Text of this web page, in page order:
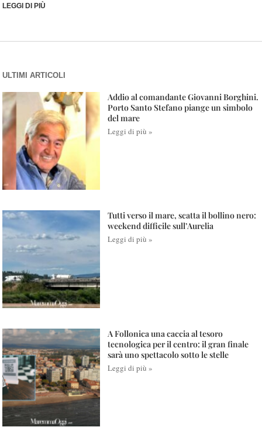
LEGGI DI PIÙ
ULTIMI ARTICOLI
Addio al comandante Giovanni Borghini.
Porto Santo Stefano piange un simbolo
del mare
Leggi di più »
Tutti verso il mare, scatta il bollino nero:
weekend difficile sull’Aurelia
Leggi di più »
A Follonica una caccia al tesoro
tecnologica per il centro: il gran finale
sarà uno spettacolo sotto le stelle
Leggi di più »